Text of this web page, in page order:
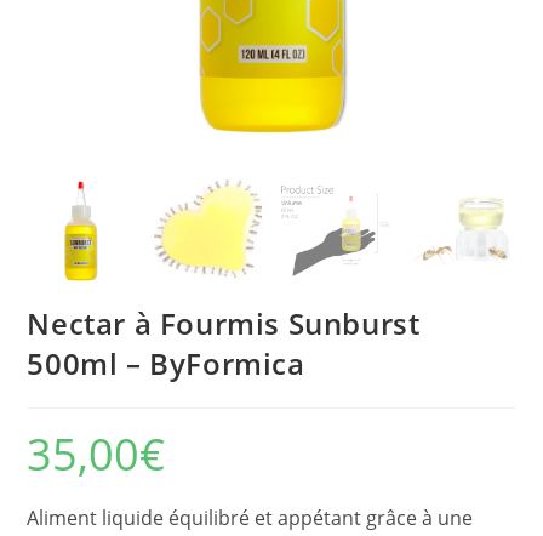
Nectar à Fourmis Sunburst
500ml – ByFormica
35,00€
Aliment liquide équilibré et appétant grâce à une